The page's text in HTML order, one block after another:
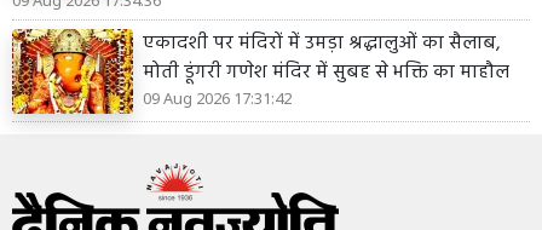
एकादशी पर मंदिरों में उमड़ा श्रद्धालुओं का सैलाब,
मोती डूंगरी गणेश मंदिर में सुबह से भक्ति का माहौल
09 Aug 2026 17:31:42